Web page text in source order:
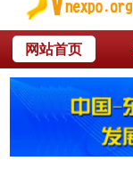
网站首页